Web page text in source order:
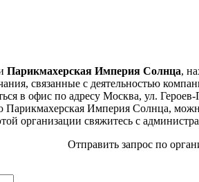
Парикмахерская Империя Солнца,
связанные с деятельностью
в офис по адресу Москва, ул.
Парикмахерская Империя Солнца,
организации свяжитесь с
Отправить запрос по